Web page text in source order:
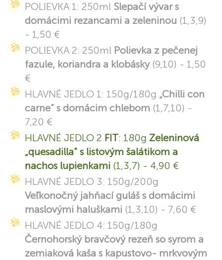
POLIEVKA 1: 250ml Slepačí vývar s
domácimi rezancami a zeleninou (1,3,9)
- 1,50 €
POLIEVKA 2: 250ml Polievka z pečenej
fazule, koriandra a klobásky(9,10) - 1,50
€
HLAVNÉ JEDLO 1: 150g/180g „Chilli con
carne“ s domácim chlebom (1,7,10) -
7,20 €
HLAVNÉ JEDLO 2 FIT: 180g Zeleninová
„quesadilla“ s listovým šalátikom a
nachos lupienkami (1,3,7) - 4,90 €
HLAVNÉ JEDLO 3: 150g/200g
Veľkonočný jahňací guláš s domácimi
maslovými haluškami (1,3,10) - 7,60 €
HLAVNÉ JEDLO 4: 150g/180g
Černohorský bravčový rezeň so syrom a
zemiaková kaša s kapustovo- mrkvovým